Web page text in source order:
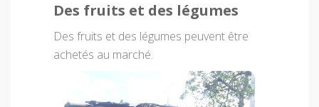
Des fruits et des légumes
Des fruits et des légumes peuvent être
achetés au marché.